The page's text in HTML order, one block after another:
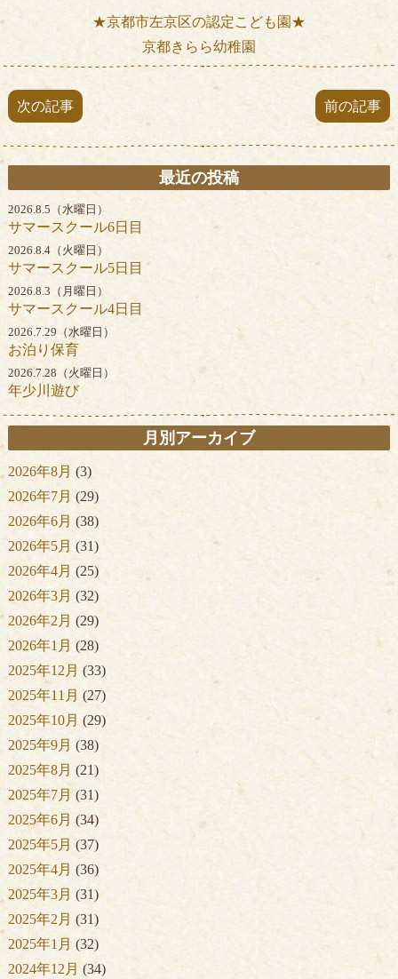
★京都市左京区の認定こども園★
京都きらら幼稚園
次の記事 前の記事
最近の投稿
2026.8.5（水曜日）
サマースクール6日目
2026.8.4（火曜日）
サマースクール5日目
2026.8.3（月曜日）
サマースクール4日目
2026.7.29（水曜日）
お泊り保育
2026.7.28（火曜日）
年少川遊び
月別アーカイブ
2026年8月 (3)
2026年7月 (29)
2026年6月 (38)
2026年5月 (31)
2026年4月 (25)
2026年3月 (32)
2026年2月 (29)
2026年1月 (28)
2025年12月 (33)
2025年11月 (27)
2025年10月 (29)
2025年9月 (38)
2025年8月 (21)
2025年7月(31)
2025年6月 (34)
2025年5月 (37)
2025年4月 (36)
2025年3月 (31)
2025年2月 (31)
2025年1月 (32)
2024年12月 (34)